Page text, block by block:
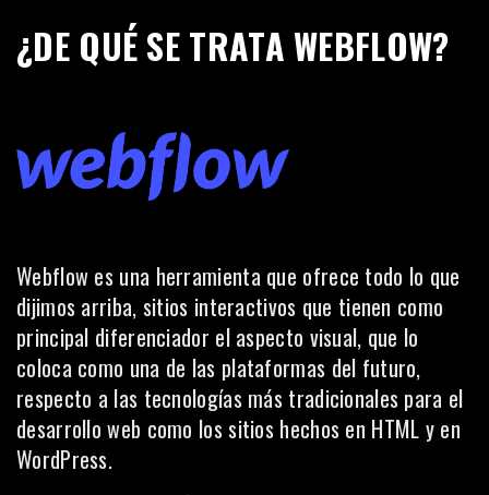
¿DE QUÉ SE TRATA WEBFLOW?
Webflow es una herramienta que ofrece todo lo que
dijimos arriba, sitios interactivos que tienen como
principal diferenciador el aspecto visual, que lo
coloca como una de las plataformas del futuro,
respecto a las tecnologías más tradicionales para el
desarrollo web como los sitios hechos en HTML y en
WordPress.